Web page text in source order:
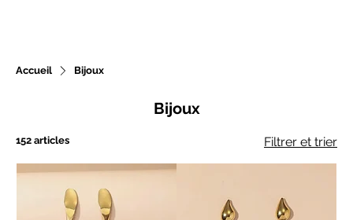
Nouveautés chaque
semaine
Accueil Bijoux
Bijoux
152 articles Filtrer et trier